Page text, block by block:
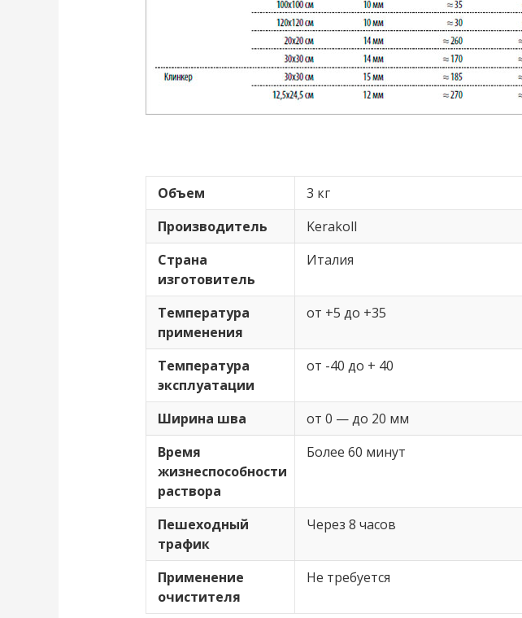
Объем
3 кг
Производитель
Kerakoll
Страна
изготовитель
Италия
Температура
применения
от +5 до +35
Температура
эксплуатации
от -40 до + 40
Ширина шва
от 0 — до 20 мм
Время
жизнеспособности
раствора
Более 60 минут
Пешеходный
трафик
Через 8 часов
Применение
очистителя
Не требуется